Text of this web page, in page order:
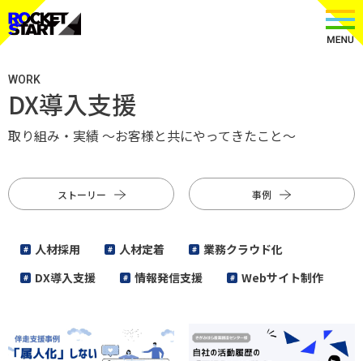
WORK
DX導入支援
取り組み・実績 〜お客様と共にやってきたこと〜
ストーリー 事例
人材採用 人材定着
業務クラウド化
DX導入支援
情報発信支援 Webサイト制作